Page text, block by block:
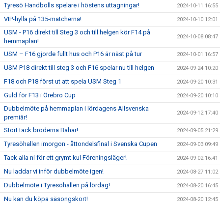
Tyresö Handbolls spelare i höstens uttagningar! 2024-10-11 16:55
VIP-hylla på 135-matcherna! 2024-10-10 12:01
USM - P16 direkt till Steg 3 och till helgen kör F14 på
hemmaplan!
2024-10-08 08:47
USM – F16 gjorde fullt hus och P16 är näst på tur 2024-10-01 16:57
USM P18 direkt till steg 3 och F16 spelar nu till helgen 2024-09-24 10:20
F18 och P18 först ut att spela USM Steg 1 2024-09-20 10:31
Guld för F13 i Örebro Cup 2024-09-20 10:10
Dubbelmöte på hemmaplan i lördagens Allsvenska
premiär!
2024-09-12 17:40
Stort tack bröderna Bahar! 2024-09-05 21:29
Tyresöhallen imorgon - åttondelsfinal i Svenska Cupen 2024-09-03 09:49
Tack alla ni för ett grymt kul Föreningsläger! 2024-09-02 16:41
Nu laddar vi inför dubbelmöte igen! 2024-08-27 11:02
Dubbelmöte i Tyresöhallen på lördag! 2024-08-20 16:45
Nu kan du köpa säsongskort! 2024-08-20 12:45